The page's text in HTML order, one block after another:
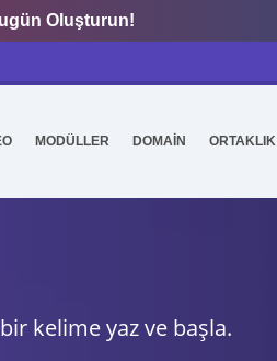
Oluşturun!
MODÜLLER DOMAİN ORTAKLIK
kelime yaz ve başla.